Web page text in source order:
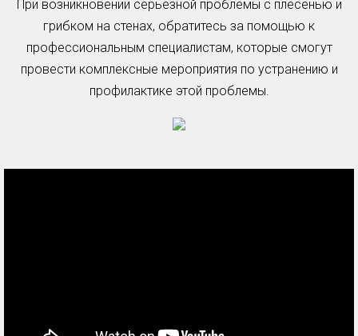
При возникновении серьезной проблемы с плесенью и
грибком на стенах, обратитесь за помощью к
профессиональным специалистам, которые смогут
провести комплексные мероприятия по устранению и
профилактике этой проблемы.